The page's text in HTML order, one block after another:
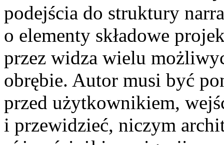
podejścia do struktury
o elementy składowe
przez widza wielu
obrębie. Autor musi być
przed użytkownikiem,
i przewidzieć, niczym